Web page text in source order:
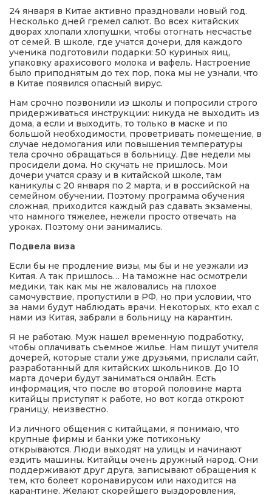
24 января в Китае активно праздновали новый год.
Несколько дней гремел салют. Во всех китайских
дворах хлопали хлопушки, чтобы отогнать несчастье
от семей. В школе, где учатся дочери, для каждого
ученика подготовили подарки: 50 куриных яиц,
упаковку арахисового молока и вафель. Настроение
было приподнятым до тех пор, пока мы не узнали, что
в Китае появился опасный вирус.
Нам срочно позвонили из школы и попросили строго
придерживаться инструкции: никуда не выходить из
дома, а если и выходить, то только в маске и по
большой необходимости, проветривать помещение, в
случае недомогания или повышения температуры
тела срочно обращаться в больницу. Две недели мы
просидели дома. Но скучать не пришлось. Мои
дочери учатся сразу и в китайской школе, там
каникулы с 20 января по 2 марта, и в российской на
семейном обучении. Поэтому программа обучения
сложная, приходится каждый раз сдавать экзамены,
что намного тяжелее, нежели просто отвечать на
уроках. Поэтому они занимались.
Подвела виза
Если бы не продление визы, мы бы и не уезжали из
Китая. А так пришлось… На таможне нас осмотрели
медики, так как мы не жаловались на плохое
самочувствие, пропустили в РФ, но при условии, что
за нами будут наблюдать врачи. Некоторых, кто ехал с
нами из Китая, забрали в больницу на карантин.
Я не работаю. Муж нашел временную подработку,
чтобы оплачивать съемное жилье. Нам пишут учителя
дочерей, которые стали уже друзьями, прислали сайт,
разработанный для китайских школьников. До 10
марта дочери будут заниматься онлайн. Есть
информация, что после во второй половине марта
китайцы приступят к работе, но вот когда откроют
границу, неизвестно.
Из личного общения с китайцами, я понимаю, что
крупные фирмы и банки уже потихоньку
открываются. Люди выходят на улицы и начинают
ездить машины. Китайцы очень дружный народ. Они
поддерживают друг друга, записывают обращения к
тем, кто болеет коронавирусом или находится на
карантине. Желают скорейшего выздоровления,